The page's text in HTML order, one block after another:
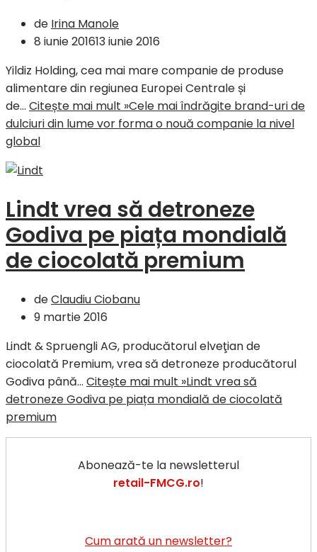
de Irina Manole
8 iunie 201613 iunie 2016
Yildiz Holding, cea mai mare companie de produse
alimentare din regiunea Europei Centrale și
de… Citește mai mult »Cele mai îndrăgite brand-uri de
dulciuri din lume vor forma o nouă companie la nivel
global
Lindt vrea să detroneze
Godiva pe piața mondială
de ciocolată premium
deClaudiu Ciobanu
9 martie 2016
Lindt & Spruengli AG, producătorul elveţian de
ciocolată Premium, vrea să detroneze producătorul
Godiva până… Citește mai mult »Lindt vrea să
detroneze Godiva pe piața mondială de ciocolată
premium
Abonează-te la newsletterul
retail-FMCG.ro!
Cum arată un newsletter?